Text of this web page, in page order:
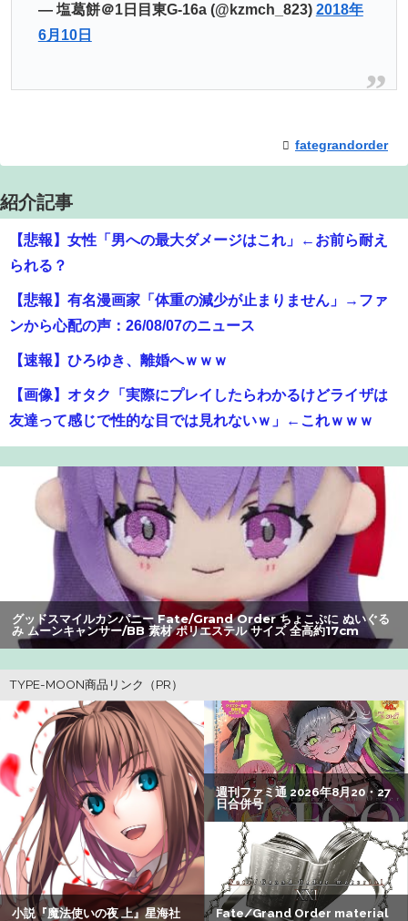
— 塩葛餅＠1日目東G-16a (@kzmch_823) 2018年
6月10日
fategrandorder
紹介記事
【悲報】女性「男への最大ダメージはこれ」←お前ら耐え
られる？
【悲報】有名漫画家「体重の減少が止まりません」→ファ
ンから心配の声：26/08/07のニュース
【速報】ひろゆき、離婚へｗｗｗ
【画像】オタク「実際にプレイしたらわかるけどライザは
友達って感じで性的な目では見れないｗ」←これｗｗｗ
ｗ：26/08/06のニュース
【速報】ひろゆき、離婚wwwwww
【爆笑】最近のオスガキ、名前がダサすぎるｗｗｗｗ ：
26/08/05のニュース
【動画】甲子園の女性審判、大誤審で炎上
【画像】美人すぎる女医、ガチで見つかる。めちゃくちゃ
いいべｗｗｗｗ ：26/08/04のニュース
【衝撃】34歳ニート、『エロ漫画』で人生逆転
【朗報】アマガミの棚町薫さん、最新絵でめっちゃ可愛く
なる：26/08/03のニュース
【画像】20年前のAV、キチガイすぎるwwwwww
【悲報】坂口杏里を家に住ませてあげた結果ｗｗｗｗ
【謎】アキバが夜のお店だらけになってしまった理由、誰
にも分からないｗｗｗｗ：26/08/08のニュース
グッドスマイルカンパニー Fate/Grand Order ちょこぷに ぬいぐる
み ムーンキャンサー/BB 素材 ポリエステル サイズ 全高約17cm